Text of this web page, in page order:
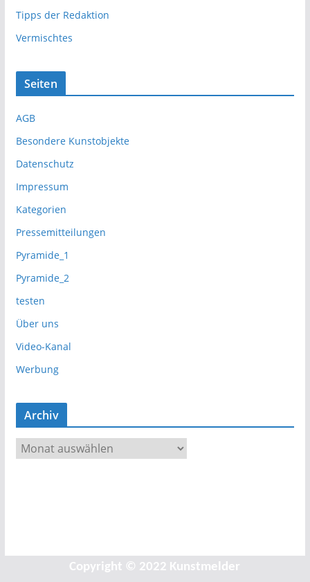
Tipps der Redaktion
Vermischtes
Seiten
AGB
Besondere Kunstobjekte
Datenschutz
Impressum
Kategorien
Pressemitteilungen
Pyramide_1
Pyramide_2
testen
Über uns
Video-Kanal
Werbung
Archiv
Copyright © 2022 Kunstmelder